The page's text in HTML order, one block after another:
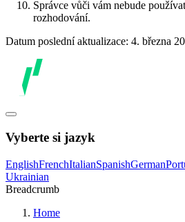
Správce vůči vám nebude
rozhodování.
Datum poslední aktualizace: 4. března
Vyberte si jazyk
EnglishFrenchItalianSpanishGerman
Ukrainian
Breadcrumb
Home